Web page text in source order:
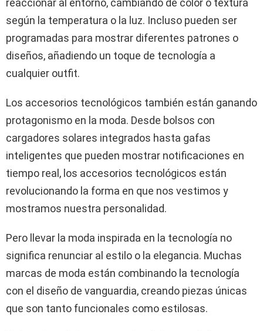
reaccionar al entorno, cambiando de color o textura
según la temperatura o la luz. Incluso pueden ser
programadas para mostrar diferentes patrones o
diseños, añadiendo un toque de tecnología a
cualquier outfit.
Los accesorios tecnológicos también están ganando
protagonismo en la moda. Desde bolsos con
cargadores solares integrados hasta gafas
inteligentes que pueden mostrar notificaciones en
tiempo real, los accesorios tecnológicos están
revolucionando la forma en que nos vestimos y
mostramos nuestra personalidad.
Pero llevar la moda inspirada en la tecnología no
significa renunciar al estilo o la elegancia. Muchas
marcas de moda están combinando la tecnología
con el diseño de vanguardia, creando piezas únicas
que son tanto funcionales como estilosas.